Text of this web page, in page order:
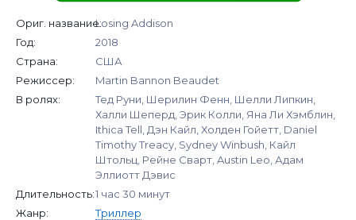
Ориг. название:Losing Addison
Год:
2018
Страна:
США
Режиссер:
Martin Bannon Beaudet
В ролях:
Тед Руни, Шерилин Фенн, Шелли Липкин,
Халли Шеперд, Эрик Колли, Яна Ли Хэмблин,
Ithica Tell, Дэн Кайл, Холден Гойетт, Daniel
Timothy Treacy, Sydney Winbush, Кайл
Штольц, Рейне Сварт, Austin Leo, Адам
Эллиотт Дэвис
Длительность:1 час 30 минут
Жанр:
Триллер